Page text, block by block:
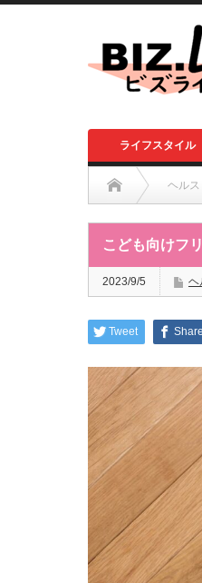
ライフスタイル
ヘル
こども向けフ
2023/9/5 ヘ
Tweet Share